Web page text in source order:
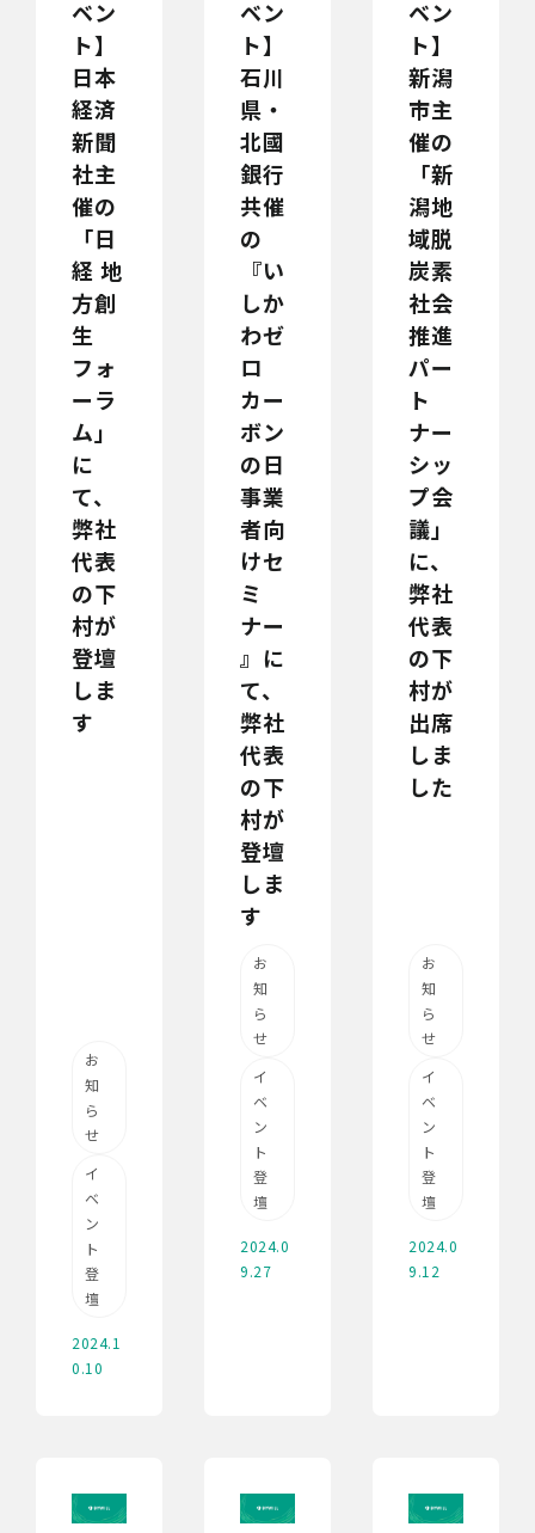
ベン
ト】
日本
経済
新聞
社主
催の
「日
経 地
方創
生
フォ
ーラ
ム」
に
て、
弊社
代表
の下
村が
登壇
しま
す
お
知
ら
せ
イ
ベ
ン
ト
登
壇
2024.1
0.10
ベン
ト】
石川
県・
北國
銀行
共催
の
『い
しか
わゼ
ロ
カー
ボン
の日
事業
者向
けセ
ミ
ナー
』に
て、
弊社
代表
の下
村が
登壇
しま
す
お
知
ら
せ
イ
ベ
ン
ト
登
壇
2024.0
9.27
ベン
ト】
新潟
市主
催の
「新
潟地
域脱
炭素
社会
推進
パー
ト
ナー
シッ
プ会
議」
に、
弊社
代表
の下
村が
出席
しま
した
お
知
ら
せ
イ
ベ
ン
ト
登
壇
2024.0
9.12